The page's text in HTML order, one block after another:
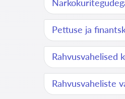
Pettuse ja
Rahvusvahelised
Rahvusvaheliste